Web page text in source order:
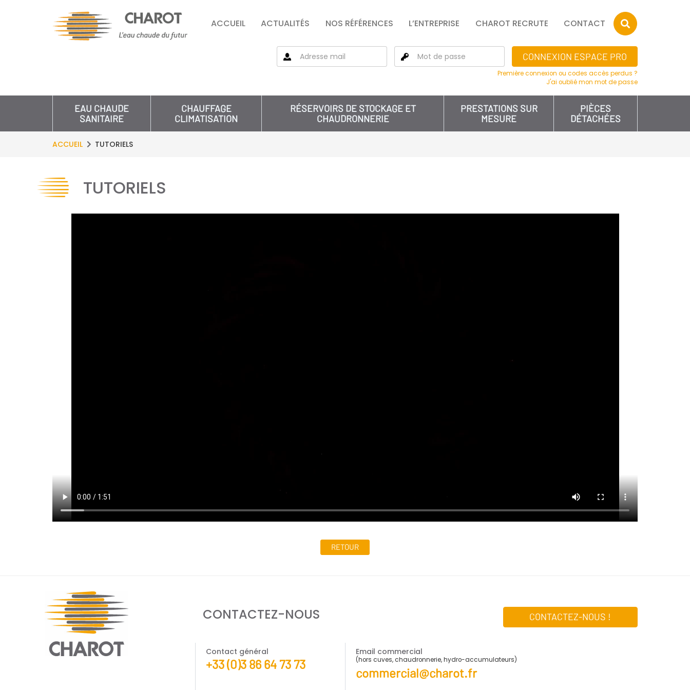
ACCUEIL ACTUALITÉS NOS RÉFÉRENCES L’ENTREPRISE CHAROT RECRUTE CONTACT
CONNEXION ESPACE PRO
Première connexion ou codes accès perdus ?
J'ai oublié mon mot de passe
EAU CHAUDE
SANITAIRE
CHAUFFAGE
CLIMATISATION
RÉSERVOIRS DE STOCKAGE ET
CHAUDRONNERIE
PRESTATIONS SUR
MESURE
PIÈCES
DÉTACHÉES
ACCUEIL TUTORIELS
TUTORIELS
RETOUR
CONTACTEZ-NOUS CONTACTEZ-NOUS !
Contact général
+33 (0)3 86 64 73 73
Email commercial
(hors cuves, chaudronnerie, hydro-accumulateurs)
commercial@charot.fr